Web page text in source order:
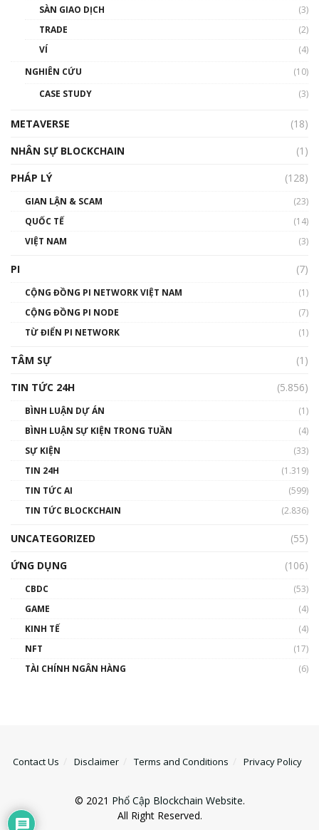
thống & Crypto qua các cuộc chiến | Phổ cập
01:32:59
gió ấm
Talkshow 14: MemeCoin – Trò đùa tỷ đô
01:29:26
SÀN GIAO DỊCH
(3)
TRADE
(2)
VÍ
(4)
NGHIÊN CỨU
(10)
CASE STUDY
(3)
METAVERSE
(18)
NHÂN SỰ BLOCKCHAIN
(1)
PHÁP LÝ
(128)
GIAN LẬN & SCAM
(23)
QUỐC TẾ
(14)
VIỆT NAM
(3)
PI (7)
CỘNG ĐỒNG PI NETWORK VIỆT NAM
(1)
CỘNG ĐỒNG PI NODE
(7)
TỪ ĐIỂN PI NETWORK
(1)
TÂM SỰ
(1)
TIN TỨC 24H
(5.856)
BÌNH LUẬN DỰ ÁN
(1)
BÌNH LUẬN SỰ KIỆN TRONG TUẦN
(4)
SỰ KIỆN
(33)
TIN 24H
(1.319)
TIN TỨC AI
(599)
TIN TỨC BLOCKCHAIN
(2.836)
UNCATEGORIZED
(55)
ỨNG DỤNG
(106)
CBDC
(53)
GAME
(4)
KINH TẾ
(4)
NFT
(17)
TÀI CHÍNH NGÂN HÀNG
(6)
Contact Us Disclaimer Terms and Conditions Privacy Policy
© 2021 Phổ Cập Blockchain Website.
All Right Reserved.